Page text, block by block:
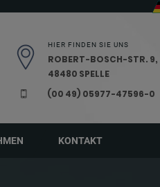
HIER FINDEN SIE UNS
ROBERT-BOSCH-STR. 9,
48480 SPELLE
(00 49) 05977-47596-0
KONTAKT